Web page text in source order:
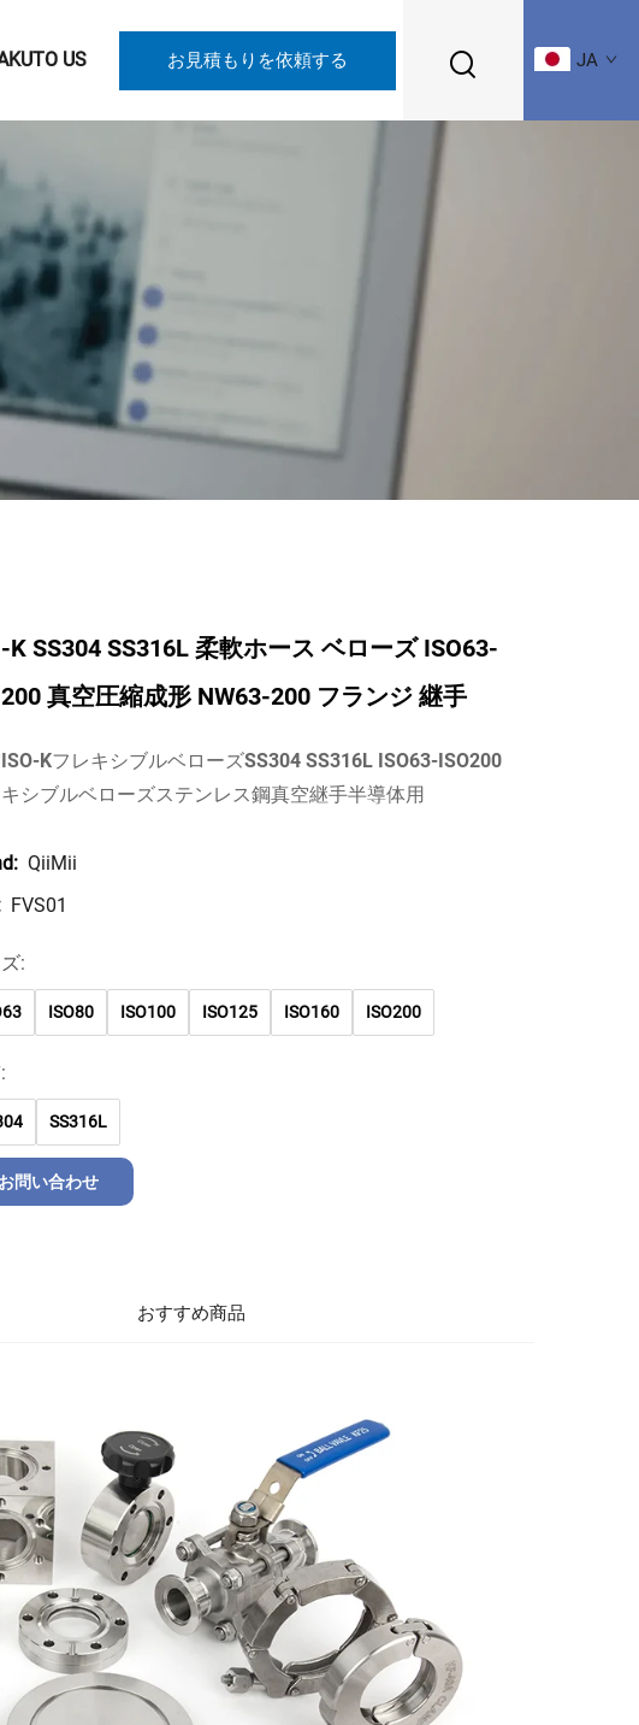
US お見積もりを依頼する JA
K SS304 SS316L 柔軟ホース ベローズ ISO63-
真空圧縮成形 NW63-200 フランジ 継手
KフレキシブルベローズSS304 SS316L ISO63-ISO200
シブルベローズステンレス鋼真空継手半導体用
QiiMii
FVS01
:
ISO80 ISO100 ISO125 ISO160 ISO200
SS316L
お問い合わせ
おすすめ商品